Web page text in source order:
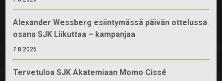
Alexander Wessberg esiintymässä päivän ottelussa
osana SJK Liikuttaa – kampanjaa
7.8.2026
Tervetuloa SJK Akatemiaan Momo Cissé